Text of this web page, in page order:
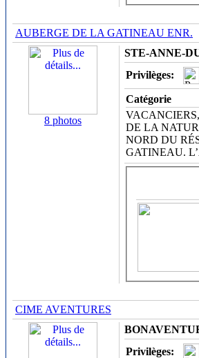
AUBERGE DE LA GATINEAU ENR.
8 photos
STE-ANNE-
Privilèges:
Catégorie
DE LA
NORD DU
GATINEAU.
CIME AVENTURES
Privilèges: